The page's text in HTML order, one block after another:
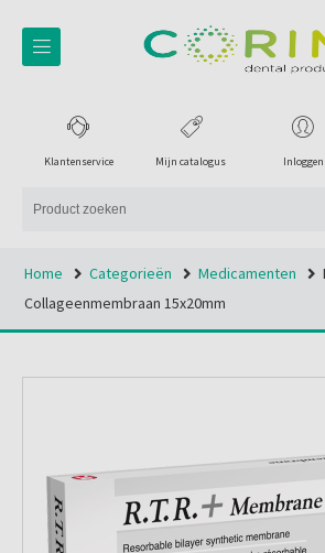
Inloggen
Mijn catalogus
Klantenservice
Home Categorieën Medicamenten
Collageenmembraan 15x20mm